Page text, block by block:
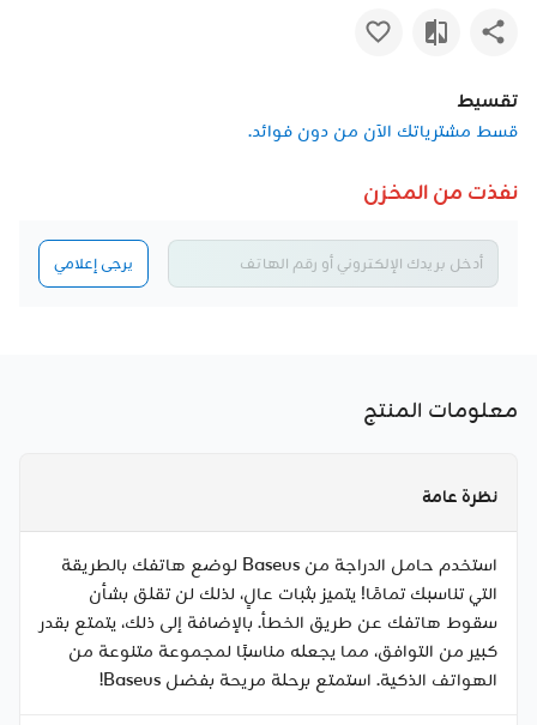
تقسيط
قسط مشترياتك الآن من دون فوائد.
نفذت من المخزن
يرجى إعلامي
معلومات المنتج
نظرة عامة
استخدم حامل الدراجة من Baseus لوضع هاتفك بالطريقة
التي تناسبك تمامًا! يتميز بثبات عالٍ، لذلك لن تقلق بشأن
سقوط هاتفك عن طريق الخطأ. بالإضافة إلى ذلك، يتمتع بقدر
كبير من التوافق، مما يجعله مناسبًا لمجموعة متنوعة من
الهواتف الذكية. استمتع برحلة مريحة بفضل Baseus!